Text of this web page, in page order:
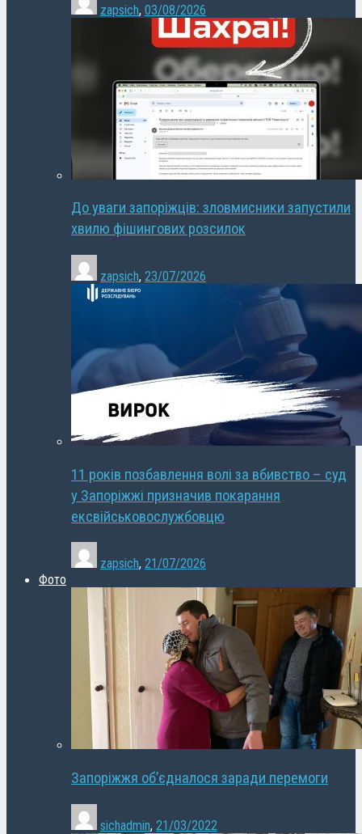
zapsich, 03/08/2026
До уваги запоріжців: зловмисники запустили
хвилю фішингових розсилок
zapsich, 23/07/2026
11 років позбавлення волі за вбивство – суд
у Запоріжжі призначив покарання
ексвійськовослужбовцю
zapsich, 21/07/2026
Фото
Запоріжжя об’єдналося заради перемоги
sichadmin, 21/03/2022